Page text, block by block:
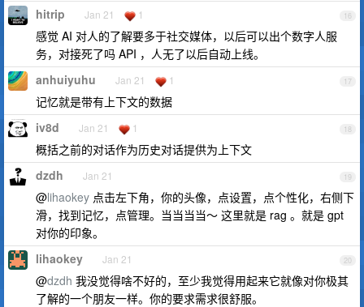
16
hitrip Jan 21 1
感觉 AI 对人的了解要多于社交媒体，以后可以出个数字人服
务，对接死了吗 API ，人无了以后自动上线。
17
anhuiyuhu Jan 21 1
记忆就是带有上下文的数据
18
iv8d Jan 21 1
概括之前的对话作为历史对话提供为上下文
19
dzdh Jan 21
@lihaokey 点击左下角，你的头像，点设置，点个性化，右侧下
滑，找到记忆，点管理。当当当当～ 这里就是 rag 。就是 gpt
对你的印象。
20
lihaokey Jan 21
@dzdh 我没觉得啥不好的，至少我觉得用起来它就像对你极其
了解的一个朋友一样。你的要求需求很舒服。